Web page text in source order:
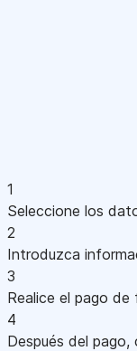
1
Seleccione los
2
Introduzca
3
Realice el pago
4
Después del